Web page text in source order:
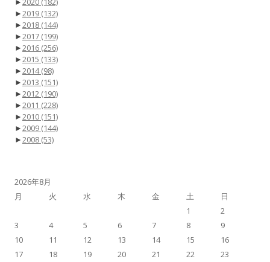
►2019 (132)
►2018 (144)
►2017 (199)
►2016 (256)
►2015 (133)
►2014(98)
►2013 (151)
►2012 (190)
►2011 (228)
►2010 (151)
►2009 (144)
►2008 (53)
2026年8月
月
火 水 木 金 土
日
1
2
3
4 5 6 7 8
9
10
11 12 13 14 15
16
17
18 19 20 21 22 23